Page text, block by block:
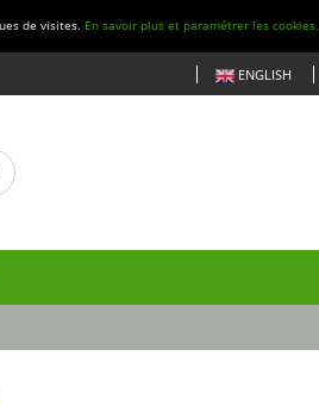
de visites. En savoir plus et paramétrer les cookies.
ENGLISH